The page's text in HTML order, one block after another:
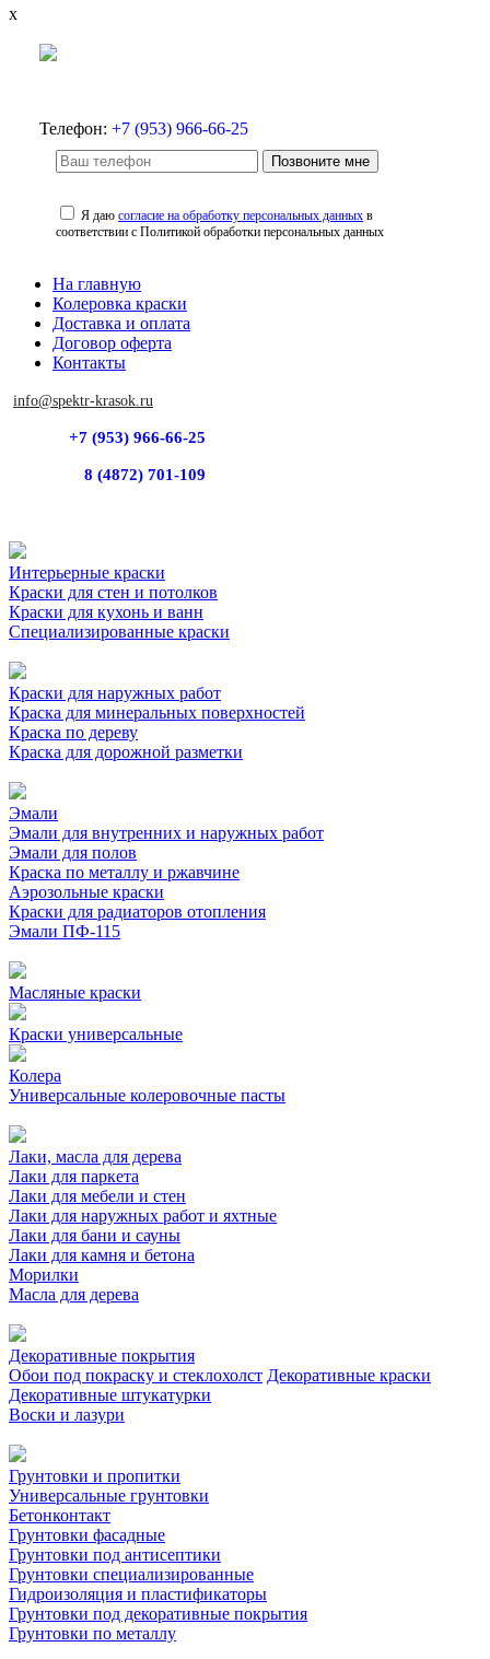
x
Телефон: +7 (953) 966-66-25
Позвоните мне
Я даюсогласие на обработку персональных данных в
соответствии с Политикой обработки персональных данных
На главную
Колеровка краски
Доставка и оплата
Договор оферта
Контакты
info@spektr-krasok.ru
+7 (953) 966-66-25
8 (4872) 701-109
Интерьерные краски
Краски для стен и потолков
Краски для кухонь и ванн
Специализированные краски
Краски для наружных работ
Краска для минеральных поверхностей
Краска по дереву
Краска для дорожной разметки
Эмали
Эмали для внутренних и наружных работ
Эмали для полов
Краска по металлу и ржавчине
Аэрозольные краски
Краски для радиаторов отопления
Эмали ПФ-115
Масляные краски
Краски универсальные
Колера
Универсальные колеровочные пасты
Лаки, масла для дерева
Лаки для паркета
Лаки для мебели и стен
Лаки для наружных работ и яхтные
Лаки для бани и сауны
Лаки для камня и бетона
Морилки
Масла для дерева
Декоративные покрытия
Обои под покраску и стеклохолст Декоративные краски
Декоративные штукатурки
Воски и лазури
Грунтовки и пропитки
Универсальные грунтовки
Бетонконтакт
Грунтовки фасадные
Грунтовки под антисептики
Грунтовки специализированные
Гидроизоляция и пластификаторы
Грунтовки под декоративные покрытия
Грунтовки по металлу